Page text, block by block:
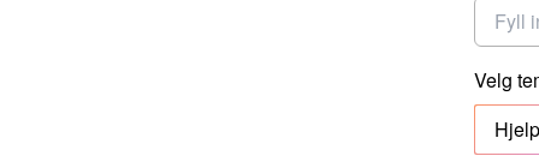
Velg